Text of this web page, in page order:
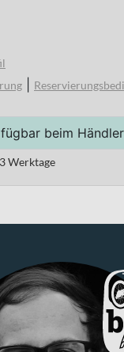
beim Händler
Werktage